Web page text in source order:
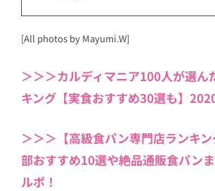
[All photos by Mayumi.W]
＞＞＞カルディマニア100人が選ん
キング【実食おすすめ30選も】
＞＞＞【高級食パン専門店ランキ
部おすすめ10選や絶品通販食パン
ルポ！